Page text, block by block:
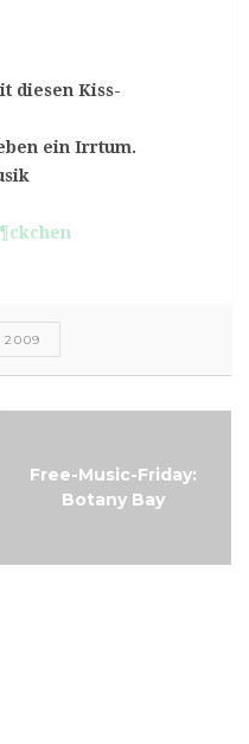
diesen Kiss-
ein Irrtum.
2009
Free-Music-Friday:
Botany Bay